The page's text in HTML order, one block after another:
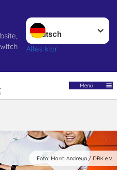
Sprache wechseln zu
Alles klar
Menü
im Tecklenburger
Foto: Mario Andreya / DRK e.V.